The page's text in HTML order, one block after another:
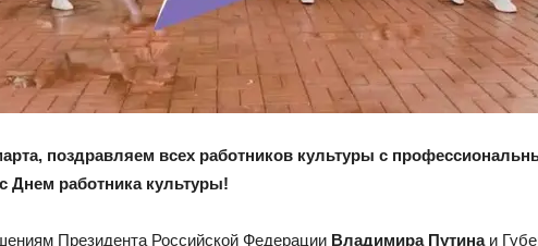
поздравляем всех работников культуры с
Днем работника культуры!
Президента Российской Федерации Владимира Путинаи